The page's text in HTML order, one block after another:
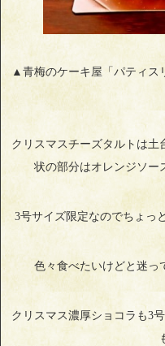
▲青梅のケーキ屋「パティス
クリスマスチーズタルトは
状の部分はオレンジソー
3号サイズ限定なのでちょっ
色々食べたいけどと迷っ
クリスマス濃厚ショコラも3